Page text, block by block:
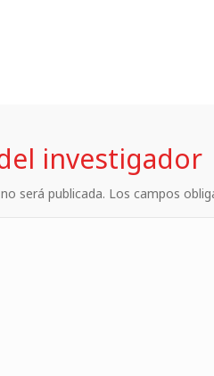
investigador
será publicada. Los campos